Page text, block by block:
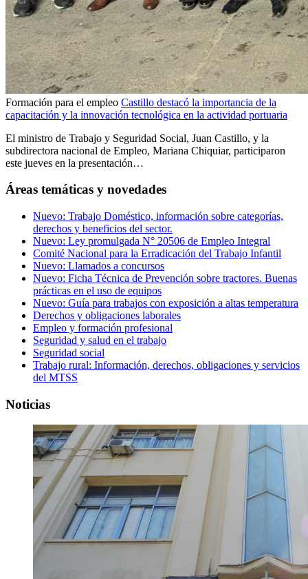
Formación para el empleo Castillo destacó la importancia de la
capacitación y la innovación tecnológica en la actividad portuaria
El ministro de Trabajo y Seguridad Social, Juan Castillo, y la
subdirectora nacional de Empleo, Mariana Chiquiar, participaron
este jueves en la presentación…
Áreas temáticas y novedades
Nuevo: Trabajo Doméstico, información sobre categorías,
derechos y beneficios del sector.
Nuevo: Ley promulgada N° 20506 de Empleo Integral
Comité Nacional para la Erradicación del Trabajo Infantil
Nuevo: Llamados a concursos
Nuevo: Ficha Técnica de Prevención sobre tractores. Buenas
prácticas en el uso de equipos
Nuevo: Guía para trabajos con exposición a altas temperatura
Derechos y obligaciones laborales
Empleo y formación profesional
Seguridad y salud en el trabajo
Seguridad social
Trabajo rural: Información, derechos, obligaciones y servicios
del MTSS
Noticias